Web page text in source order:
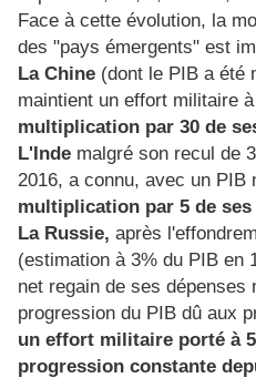
Face à cette évolution, la
des "pays émergents" est
La Chine (dont le PIB a été
maintient un effort militaire
multiplication par 30 de
L'Inde malgré son recul de
2016, a connu, avec un PIB
multiplication par 5 de
La Russie, après
(estimation à 3% du PIB en
net regain de ses dépenses
progression du PIB dû aux
un effort militaire porté à
progression constante